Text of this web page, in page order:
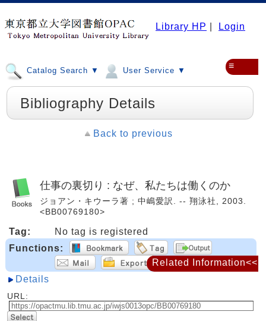
Library HP Login
Catalog Search ▼ User Service ▼ ≡
Bibliography Details
Back to previous
仕事の裏切り : なぜ、私たちは働くのか
ジョアン・キウーラ著 ; 中嶋愛訳. -- 翔泳社, 2003.
<BB00769180>
Tag:
No tag is registered
Functions:
Details
URL:
Related Information<<